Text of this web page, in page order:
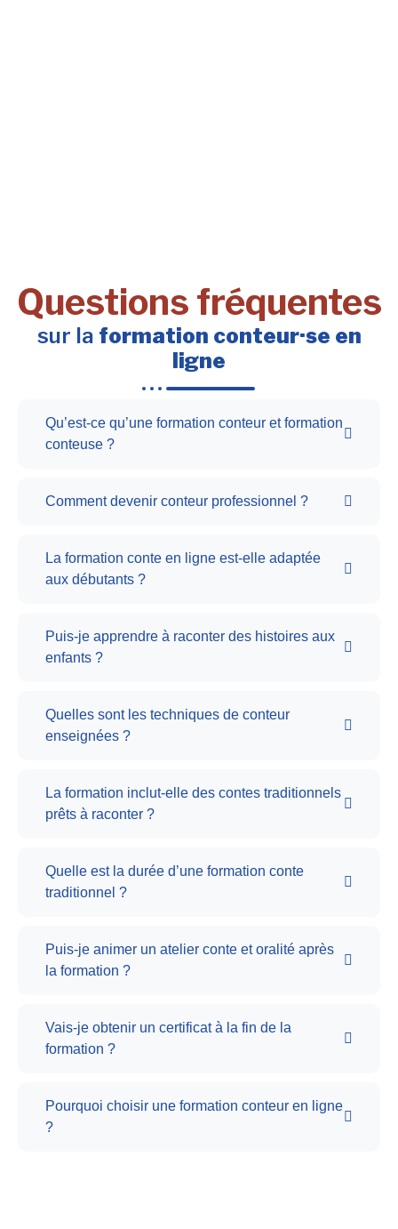
Questions fréquentes
sur la formation conteur·se en
ligne
Qu’est-ce qu’une formation conteur et formation
conteuse ?
Comment devenir conteur professionnel ?
La formation conte en ligne est-elle adaptée
aux débutants ?
Puis-je apprendre à raconter des histoires aux
enfants ?
Quelles sont les techniques de conteur
enseignées ?
La formation inclut-elle des contes traditionnels
prêts à raconter ?
Quelle est la durée d’une formation conte
traditionnel ?
Puis-je animer un atelier conte et oralité après
la formation ?
Vais-je obtenir un certificat à la fin de la
formation ?
Pourquoi choisir une formation conteur en ligne
?